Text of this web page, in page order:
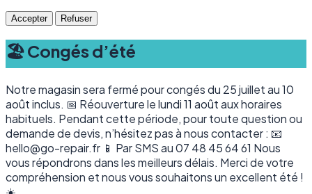
Accepter Refuser
🏖️ Congés d’été
Notre magasin sera fermé pour congés du 25 juillet au 10
août inclus. 📅 Réouverture le lundi 11 août aux horaires
habituels. Pendant cette période, pour toute question ou
demande de devis, n’hésitez pas à nous contacter : 📧
hello@go-repair.fr 📱 Par SMS au 07 48 45 64 61 Nous
vous répondrons dans les meilleurs délais. Merci de votre
compréhension et nous vous souhaitons un excellent été !